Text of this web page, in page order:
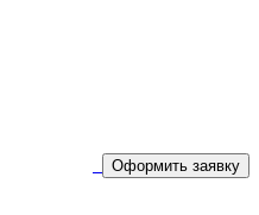
Оформить заявку